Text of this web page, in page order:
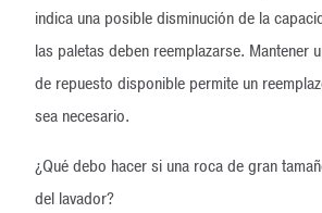
indica una posible disminución de la
las paletas deben reemplazarse. Mantener
de repuesto disponible permite un
sea necesario.
¿Qué debo hacer si una roca de gran
del lavador?